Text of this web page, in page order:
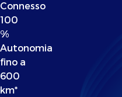
Connesso
100
%
Autonomia
fino a
600
km*